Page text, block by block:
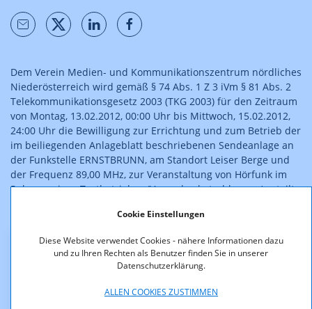
Cookie Einstellungen
Diese Website verwendet Cookies - nähere Informationen dazu
und zu Ihren Rechten als Benutzer finden Sie in unserer
Datenschutzerklärung.
ALLEN COOKIES ZUSTIMMEN
Dem Verein Medien- und Kommunikationszentrum nördliches
Niederösterreich wird gemäß § 74 Abs. 1 Z 3 iVm § 81 Abs. 2
Telekommunikationsgesetz 2003 (TKG 2003) für den Zeitraum
von Montag, 13.02.2012, 00:00 Uhr bis Mittwoch, 15.02.2012,
24:00 Uhr die Bewilligung zur Errichtung und zum Betrieb der
im beiliegenden Anlageblatt beschriebenen Sendeanlage an
der Funkstelle ERNSTBRUNN, am Standort Leiser Berge und
der Frequenz 89,00 MHz, zur Veranstaltung von Hörfunk im
Rahmen eines Testbetriebes (Versuchsabstrahlungen) erteilt.
Der Bescheid ist rechtskräftig.
Downloads
KOA_1.305-12-001.pdf (pdf, 61,4 KB)